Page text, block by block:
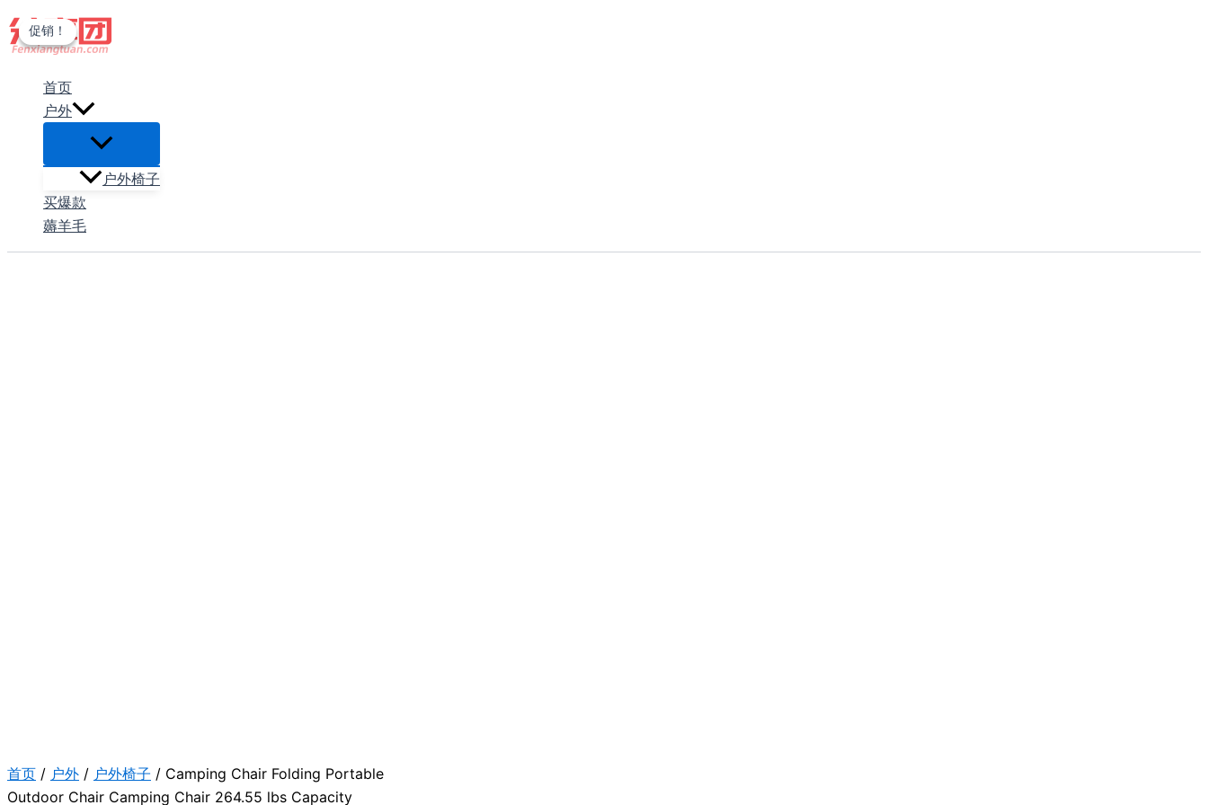
跳
至
首页
户外
户外椅子
买爆款
薅羊毛
首页 / 户外 / 户外椅子 / Camping Chair Folding Portable
Outdoor Chair Camping Chair 264.55 lbs Capacity
促销！
促销！